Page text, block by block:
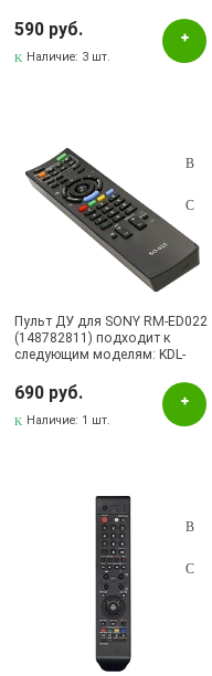
590 руб.
Наличие: 3 шт.
Пульт ДУ для SONY RM-ED022
(148782811) подходит к
следующим моделям: KDL-
26EX302.
690 руб.
Наличие: 1 шт.